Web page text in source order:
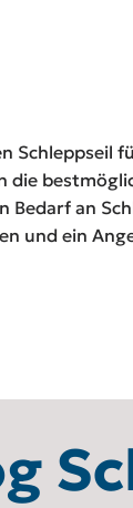
an
und ein